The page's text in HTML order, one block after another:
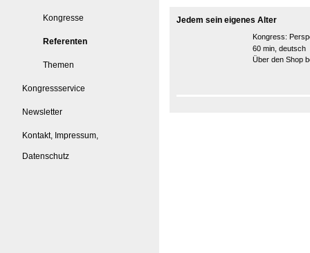
Kongresse
Referenten
Themen
Kongressservice
Newsletter
Kontakt, Impressum,
Datenschutz
Jedem sein eigenes Alter
Kongress:
60 min, deutsch
Über den Shop